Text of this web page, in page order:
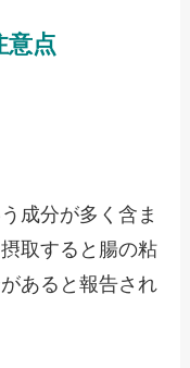
意点
成分が多く含ま
取すると腸の粘
あると報告され